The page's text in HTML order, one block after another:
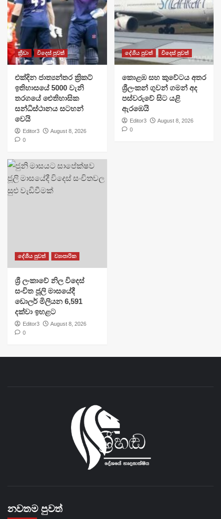
ක්‍රීඩා විදෙස් පුවත්
එක්දින ජාත්‍යන්තර ක්‍රිකට්
ඉතිහාසයේ 5000 වැනි
තරගයේ ඓතිහාසික
සන්ධිස්ථානය සටහන්
වෙයි
Editor3
August 8, 2026
0
දේශීය පුවත් විදෙස් පුවත්
​කොළඹ සහ කුවේටය අතර
ශ්‍රීලංකන් ගුවන් ගමන් අද
පස්වරුවේ සිට යළි
ඇරඹෙයි
Editor3
August 8, 2026
0
දේශීය පුවත් ව්‍යාපාරික
ශ්‍රී ලංකාවේ නිල විදෙස්
සංචිත ජූලි මාසයේදී
ඩොලර් මිලියන 6,591
දක්වා ඉහළට
Editor3
August 8, 2026
0
නවතම පුවත්